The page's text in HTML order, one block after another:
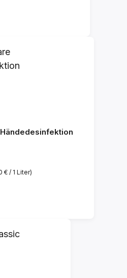
€ / 1 Liter)